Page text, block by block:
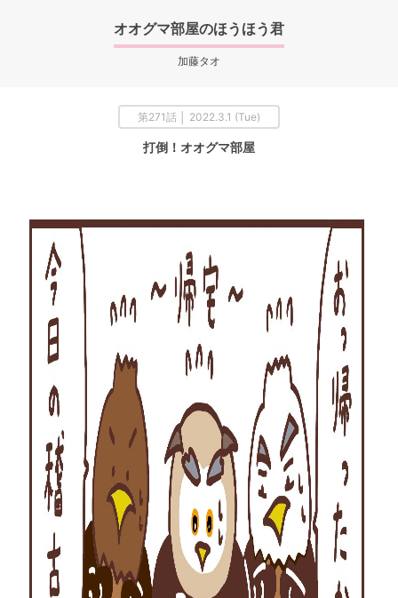
オオグマ部屋のほうほう君
加藤タオ
第271話 │ 2022.3.1 (Tue)
打倒！オオグマ部屋